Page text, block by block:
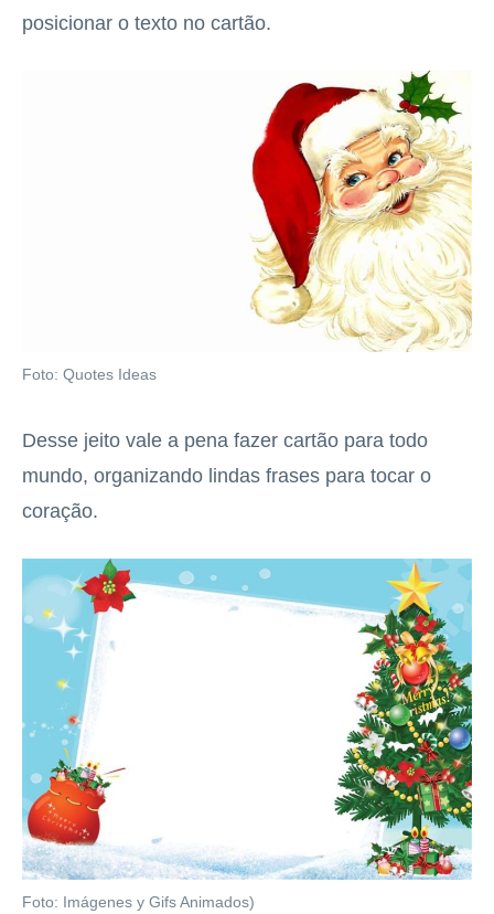
posicionar o texto no cartão.
Foto: Quotes Ideas
Desse jeito vale a pena fazer cartão para todo
mundo, organizando lindas frases para tocar o
coração.
Foto: Imágenes y Gifs Animados)